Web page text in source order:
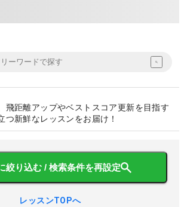
飛距離アップやベストスコア更新を目指す
つ新鮮なレッスンをお届け！
絞り込む / 検索条件を再設定
レッスンTOPへ